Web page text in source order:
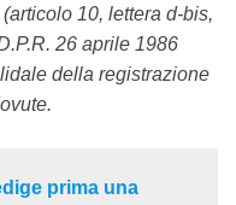
10, lettera d-bis,
26 aprile 1986
della registrazione
prima una